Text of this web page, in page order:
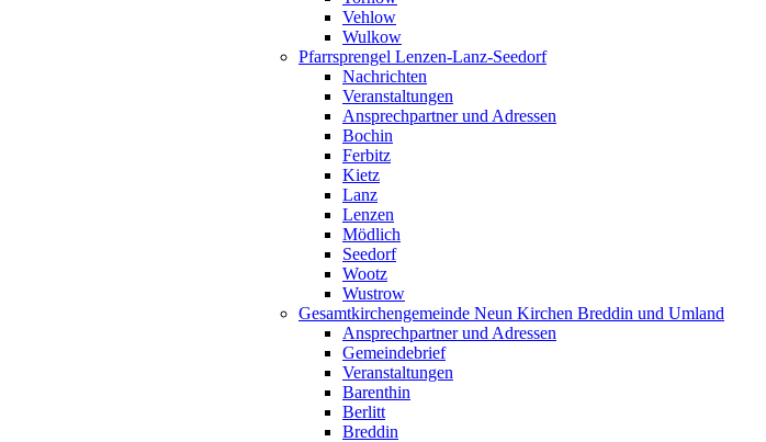
Vehlow
Wulkow
Pfarrsprengel Lenzen-Lanz-Seedorf
Nachrichten
Veranstaltungen
Ansprechpartner und Adressen
Bochin
Ferbitz
Kietz
Lanz
Lenzen
Mödlich
Seedorf
Wootz
Wustrow
Gesamtkirchengemeinde Neun Kirchen Breddin und Umland
Ansprechpartner und Adressen
Gemeindebrief
Veranstaltungen
Barenthin
Berlitt
Breddin